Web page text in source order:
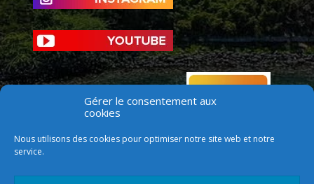
Gérer le consentement aux
cookies
Nous utilisons des cookies pour optimiser notre site web et notre
service.